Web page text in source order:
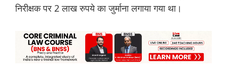
निरीक्षक पर 2 लाख रुपये का जुर्माना लगाया गया था।